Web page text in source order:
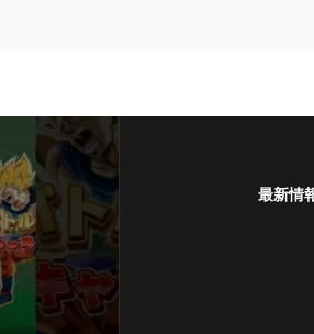
最新情